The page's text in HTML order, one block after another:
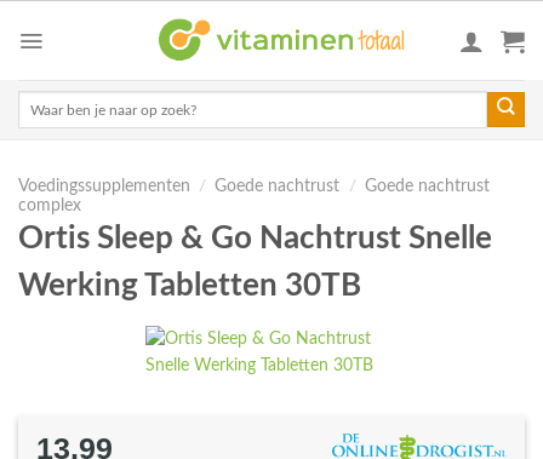
Voedingssupplementen / Goede nachtrust / Goede nachtrust
complex
Ortis Sleep & Go Nachtrust Snelle
Werking Tabletten 30TB
13,99